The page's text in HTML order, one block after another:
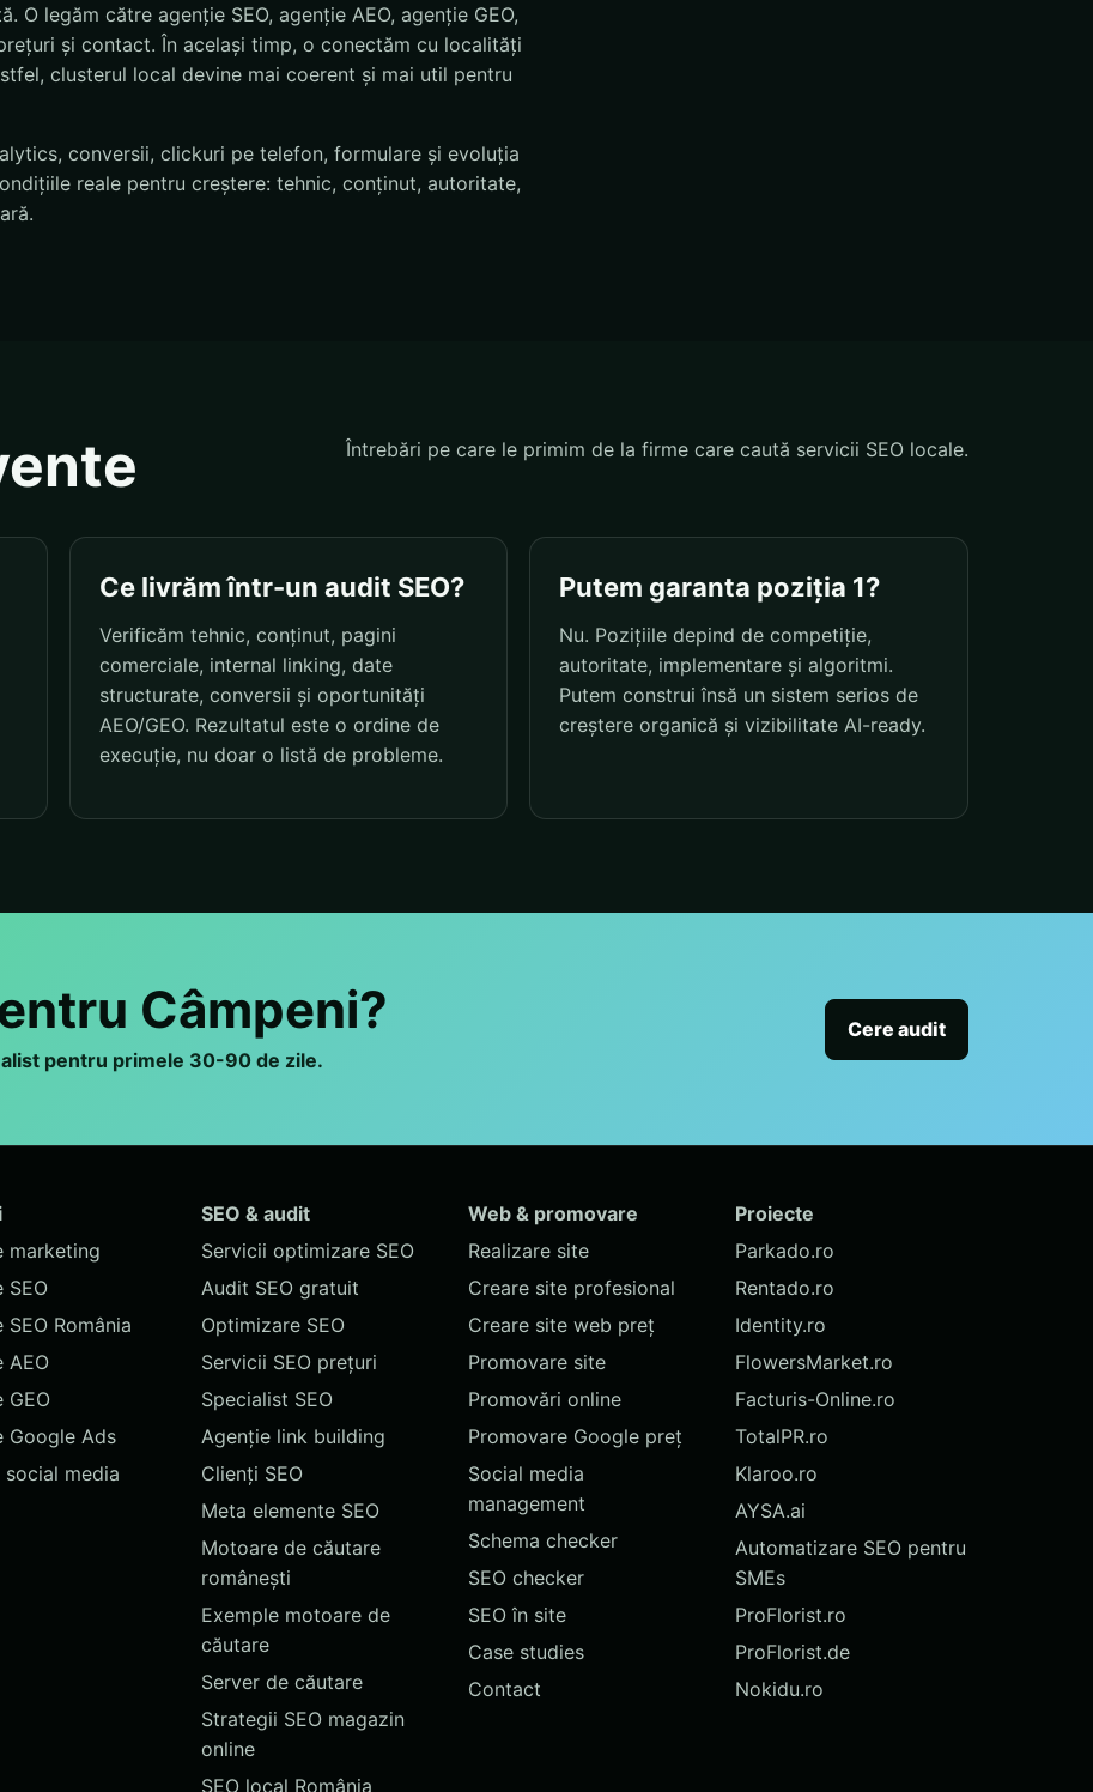
O legăm către agenție SEO, agenție AEO, agenție GEO,
și contact. În același timp, o conectăm cu localități
clusterul local devine mai coerent și mai util pentru
conversii, clickuri pe telefon, formulare și evoluția
reale pentru creștere: tehnic, conținut, autoritate,
Întrebări pe care le primim de la firme care caută servicii SEO locale.
Ce livrăm într-un audit SEO?
Verificăm tehnic, conținut, pagini
comerciale, internal linking, date
structurate, conversii și oportunități
AEO/GEO. Rezultatul este o ordine de
execuție, nu doar o listă de probleme.
Putem garanta poziția 1?
Nu. Pozițiile depind de competiție,
autoritate, implementare și algoritmi.
Putem construi însă un sistem serios de
creștere organică și vizibilitate AI-ready.
Câmpeni?
pentru primele 30-90 de zile.
Cere audit
marketing
SEO
SEO România
AEO
GEO
Google Ads
social media
SEO & audit
Servicii optimizare SEO
Audit SEO gratuit
Optimizare SEO
Servicii SEO prețuri
Specialist SEO
Agenție link building
Clienți SEO
Meta elemente SEO
Motoare de căutare
românești
Exemple motoare de
căutare
Server de căutare
Strategii SEO magazin
online
SEO local România
Web & promovare
Realizare site
Creare site profesional
Creare site web preț
Promovare site
Promovări online
Promovare Google preț
Social media
management
Schema checker
SEO checker
SEO în site
Case studies
Contact
Proiecte
Parkado.ro
Rentado.ro
Identity.ro
FlowersMarket.ro
Facturis-Online.ro
TotalPR.ro
Klaroo.ro
AYSA.ai
Automatizare SEO pentru
SMEs
ProFlorist.ro
ProFlorist.de
Nokidu.ro